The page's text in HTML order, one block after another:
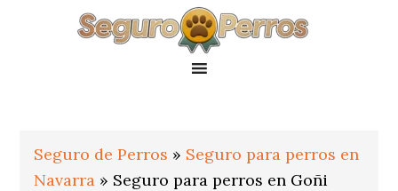
Seguro de Perros » Seguro para perros en
Navarra » Seguro para perros en Goñi